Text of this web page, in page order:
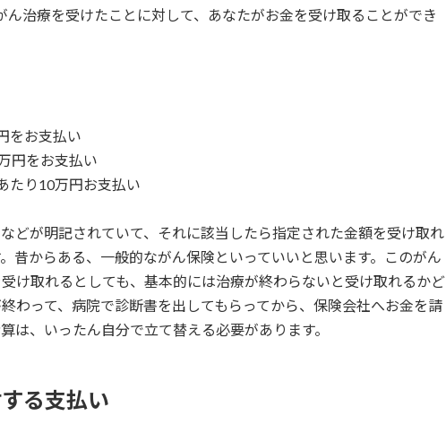
ん治療を受けたことに対して、あなたがお金を受け取ることができ
をお支払い
円をお支払い
たり10万円お支払い
どが明記されていて、それに該当したら指定された金額を受け取れ
昔からある、一般的ながん保険といっていいと思います。このがん
け取れるとしても、基本的には治療が終わらないと受け取れるかど
わって、病院で診断書を出してもらってから、保険会社へお金を請
は、いったん自分で立て替える必要があります。
る支払い